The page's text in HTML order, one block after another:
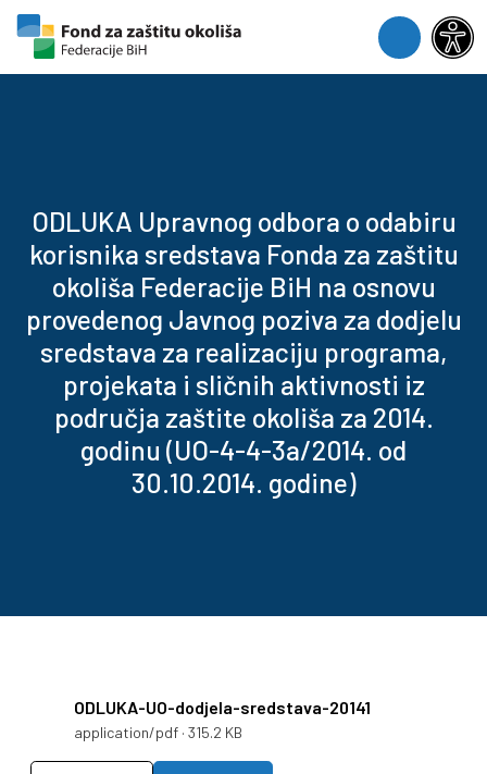
Skip to content
Skip to footer
Menu
ODLUKA Upravnog odbora o odabiru
korisnika sredstava Fonda za zaštitu
okoliša Federacije BiH na osnovu
provedenog Javnog poziva za dodjelu
sredstava za realizaciju programa,
projekata i sličnih aktivnosti iz
područja zaštite okoliša za 2014.
godinu (UO-4-4-3a/2014. od
30.10.2014. godine)
ODLUKA-UO-dodjela-sredstava-20141
application/pdf · 315.2 KB